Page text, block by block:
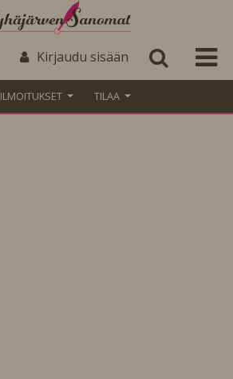
Kirjaudu sisään
ILMOITUKSET TILAA